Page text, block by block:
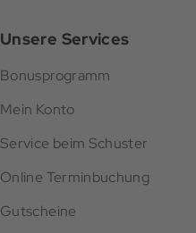
Unsere Services
Bonusprogramm
Mein Konto
Service beim Schuster
Online Terminbuchung
Gutscheine